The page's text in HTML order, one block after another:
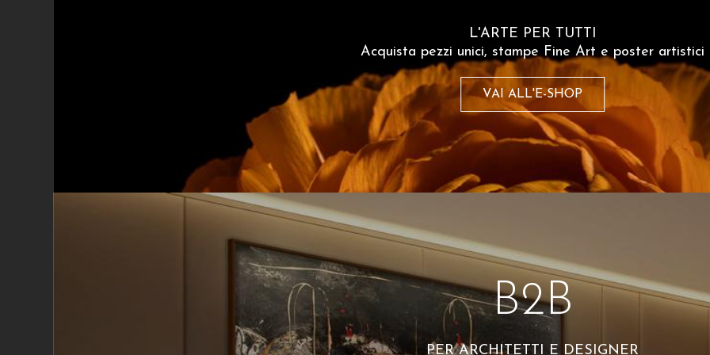
Spesso comprati
Marcella Fierro Marcella Fierro
L'ARTE PER TUTTI
Acquista pezzi unici, stampe Fine Art e poster artistici
VAI ALL'E-SHOP
B2B
PER ARCHITETTI E DESIGNER
Iscriviti alla newsletter
Per ottenere uno sconto del 10% sul tuo
primo acquisto. Resta sempre aggiornato
con Cinquerosso arte
Ho letto e accetto la privacy Policy